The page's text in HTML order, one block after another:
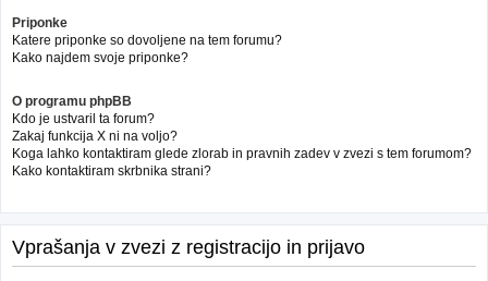
Priponke
Katere priponke so dovoljene na tem forumu?
Kako najdem svoje priponke?
O programu phpBB
Kdo je ustvaril ta forum?
Zakaj funkcija X ni na voljo?
Koga lahko kontaktiram glede zlorab in pravnih zadev v zvezi s tem forumom?
Kako kontaktiram skrbnika strani?
Vprašanja v zvezi z registracijo in prijavo